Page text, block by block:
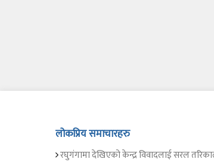
लोकप्रिय समाचारहरु
रघुगंगामा देखिएको केन्द्र विवादलाई सरल